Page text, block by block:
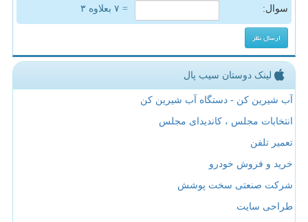
سوال: = ۷ بعلاوه ۳
لینک دوستان سیب پال
آب شیرین کن - دستگاه آب شیرین کن
انتخابات مجلس ، کاندیدای مجلس
تعمیر تلفن
خرید و فروش خودرو
شرکت صنعتی سخت پوشش
طراحی سایت